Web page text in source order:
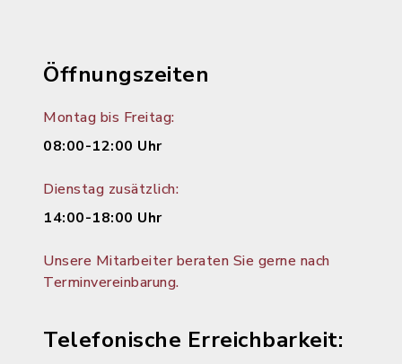
Öffnungszeiten
Montag bis Freitag:
08:00-12:00 Uhr
Dienstag zusätzlich:
14:00-18:00 Uhr
Unsere Mitarbeiter beraten Sie gerne nach
Terminvereinbarung.
Telefonische Erreichbarkeit: